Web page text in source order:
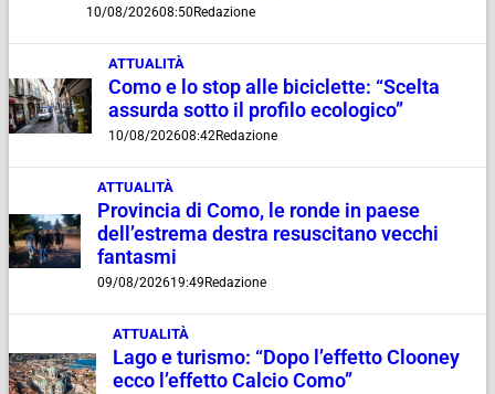
10/08/202608:50 Redazione
ATTUALITÀ
Como e lo stop alle biciclette: “Scelta
assurda sotto il profilo ecologico”
10/08/202608:42Redazione
ATTUALITÀ
Provincia di Como, le ronde in paese
dell’estrema destra resuscitano vecchi
fantasmi
09/08/202619:49 Redazione
ATTUALITÀ
Lago e turismo: “Dopo l’effetto Clooney
ecco l’effetto Calcio Como”